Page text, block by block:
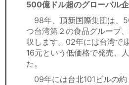
500億ドル超のグローバル
98年、頂新国際集団は、
つ台湾第２の食品グループ
収します。02年には台湾で
16元という低価格で発売、
た。
09年には台北101ビルの約